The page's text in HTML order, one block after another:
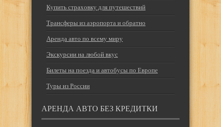
Купить страховку для путешествий
Трансферы из аэропорта и обратно
Аренда авто по всему миру
Экскурсии на любой вкус
Билеты на поезда и автобусы по Европе
Туры из России
АРЕНДА АВТО БЕЗ КРЕДИТКИ